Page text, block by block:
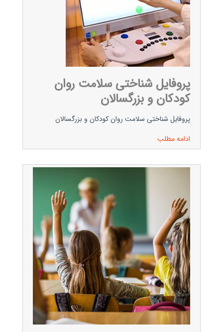
پروفایل شناختی سلامت روان
کودکان و بزرگسالان
پروفایل شناختی سلامت روان کودکان و بزرگسالان
ادامه مطلب